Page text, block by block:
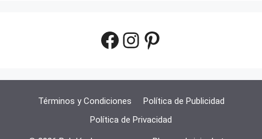
Facebook
Instagram
Pinterest
Términos y Condiciones
Política de Publicidad
Política de Privacidad